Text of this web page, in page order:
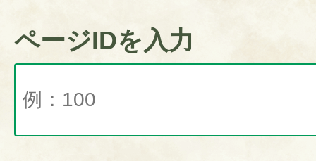
ページIDを入力